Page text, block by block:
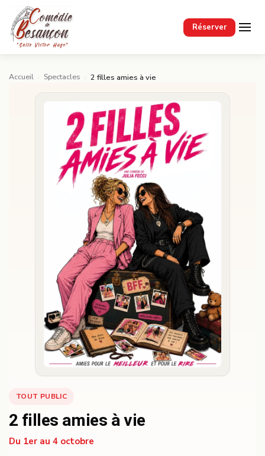
Réserver
Passer au contenu principal
Accueil Spectacles 2 filles amies à vie
TOUT PUBLIC
2 filles amies à vie
Du 1er au 4 octobre